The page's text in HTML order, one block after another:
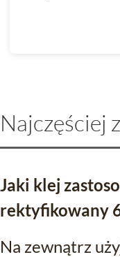
Najczęściej
Jaki klej
rektyfikowany
Na zewnątrz